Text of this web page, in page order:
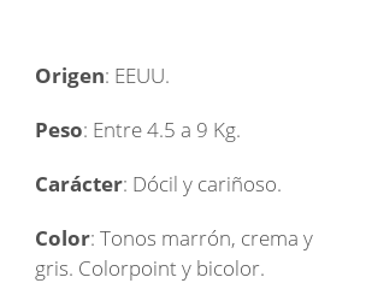
Origen: EEUU.
Peso: Entre 4.5 a 9 Kg.
Carácter: Dócil y cariñoso.
Color: Tonos marrón, crema y
gris. Colorpoint y bicolor.